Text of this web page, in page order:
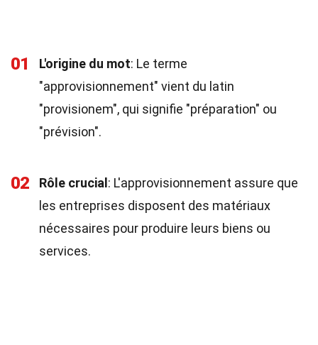
01 L'origine du mot: Le terme
"approvisionnement" vient du latin
"provisionem", qui signifie "préparation" ou
"prévision".
02 Rôle crucial : L'approvisionnement assure que
les entreprises disposent des matériaux
nécessaires pour produire leurs biens ou
services.